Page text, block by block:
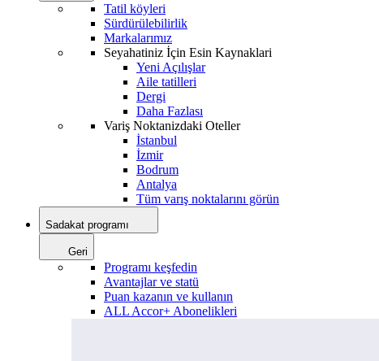
Tatil köyleri
Sürdürülebilirlik
Markalarımız
Seyahatiniz İçin Esin Kaynaklari
Yeni Açılışlar
Aile tatilleri
Dergi
Daha Fazlası
Variş Noktanizdaki Oteller
İstanbul
İzmir
Bodrum
Antalya
Tüm varış noktalarını görün
Sadakat programı
Geri
Programı keşfedin
Avantajlar ve statü
Puan kazanın ve kullanın
ALL Accor+ Abonelikleri